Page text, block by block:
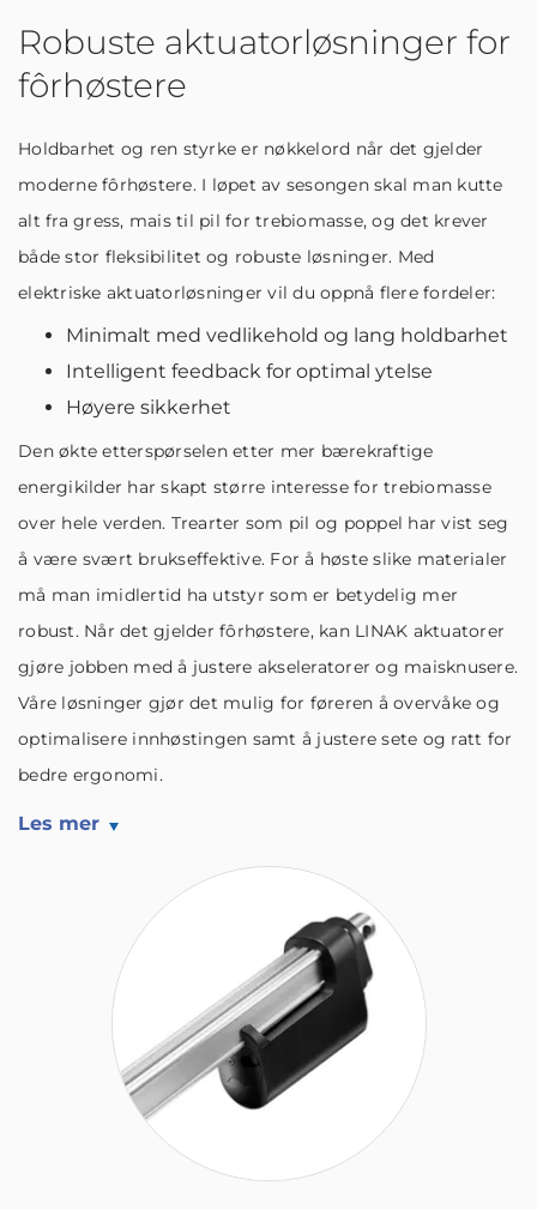
Robuste aktuatorløsninger for
fôrhøstere
Holdbarhet og ren styrke er nøkkelord når det gjelder
moderne fôrhøstere. I løpet av sesongen skal man kutte
alt fra gress, mais til pil for trebiomasse, og det krever
både stor fleksibilitet og robuste løsninger. Med
elektriske aktuatorløsninger vil du oppnå flere fordeler:
Minimalt med vedlikehold og lang holdbarhet
Intelligent feedback for optimal ytelse
Høyere sikkerhet
Den økte etterspørselen etter mer bærekraftige
energikilder har skapt større interesse for trebiomasse
over hele verden. Trearter som pil og poppel har vist seg
å være svært brukseffektive. For å høste slike materialer
må man imidlertid ha utstyr som er betydelig mer
robust. Når det gjelder fôrhøstere, kan LINAK aktuatorer
gjøre jobben med å justere akseleratorer og maisknusere.
Våre løsninger gjør det mulig for føreren å overvåke og
optimalisere innhøstingen samt å justere sete og ratt for
bedre ergonomi.
Les mer